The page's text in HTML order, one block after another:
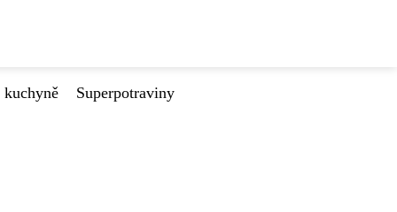
kuchyně
Superpotraviny